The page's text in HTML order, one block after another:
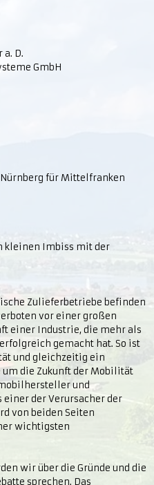
D.
GmbH
für Mittelfranken
kleinen Imbiss mit der
Zulieferbetriebe befinden
vor einer großen
einer Industrie, die mehr als
gemacht hat. So ist
und gleichzeitig ein
um die Zukunft der Mobilität
und
der Verursacher der
von beiden Seiten
wichtigsten
wir über die Gründe und die
sprechen. Das